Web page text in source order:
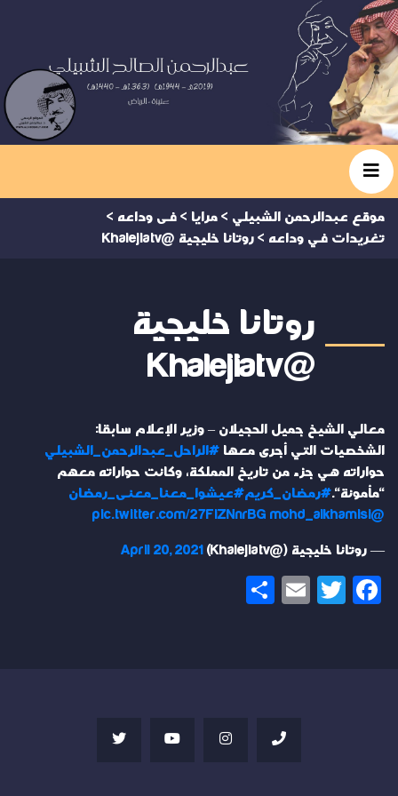
موقع عبدالرحمن الشبيلي > مرايا > فى وداعه >
تغريدات في وداعه > روتانا خليجية @Khalejiatv
روتانا خليجية
@Khalejiatv
معالي الشيخ جميل الحجيلان – وزير الإعلام سابقا:
الشخصيات التي أجرى معها #الراحل_عبدالرحمن_الشبيلي
حواراته هي جزء من تاريخ المملكة، وكانت حواراته معهم
"مأمونة".#رمضان_كريم#عيشوا_معنا_معنى_رمضان
@mohd_alkhamisi
pic.twitter.com/27FiZNnrBG
— روتانا خليجية (@Khalejiatv) April 20, 2021
Facebook
Twitter
Email